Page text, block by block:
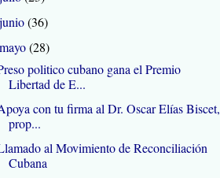
junio(36)
mayo(28)
politico cubano gana el Premio
Libertad de E...
con tu firma al Dr. Oscar Elías Biscet,
prop...
al Movimiento de Reconciliación
Cubana